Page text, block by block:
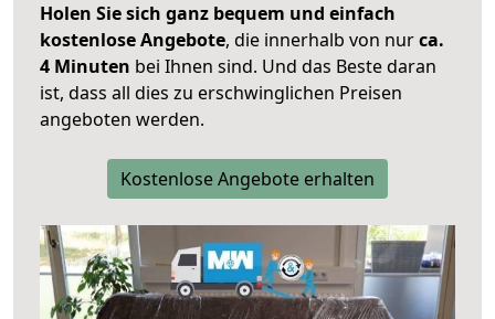
Holen Sie sich ganz bequem und einfach
kostenlose Angebote, die innerhalb von nurca.
4 Minuten bei Ihnen sind. Und das Beste daran
ist, dass all dies zu erschwinglichen Preisen
angeboten werden.
Kostenlose Angebote erhalten